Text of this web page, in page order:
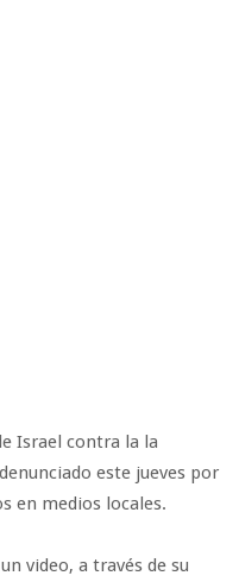
Israel contra la la
este jueves por
en medios locales.
video, a través de su